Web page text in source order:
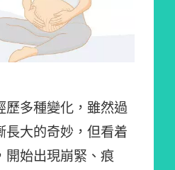
歷多種變化，雖然過
長大的奇妙，但看着
開始出現崩緊、痕